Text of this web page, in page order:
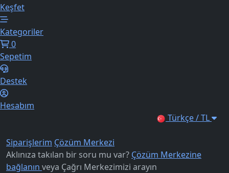
Keşfet
Kategoriler
0
Sepetim
Destek
Hesabım
Türkçe / TL
Siparişlerim Çözüm Merkezi
Aklınıza takılan bir soru mu var? Çözüm Merkezine
bağlanın veya Çağrı Merkezimizi arayın